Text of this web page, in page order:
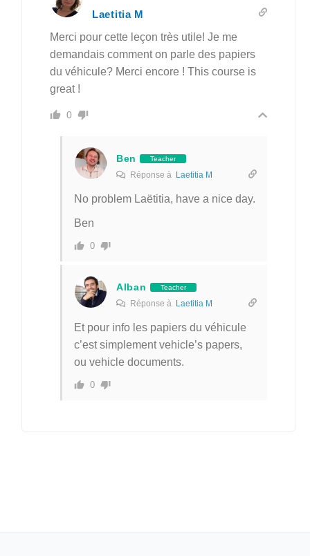
Laetitia M
Merci pour cette leçon très utile! Je me
demandais comment on parle des papiers
du véhicule? Merci encore ! This course is
great !
0
Ben Teacher
Réponse à Laetitia M
No problem Laëtitia, have a nice day.
Ben
0
Alban Teacher
Réponse à Laetitia M
Et pour info les papiers du véhicule
c’est simplement vehicle’s papers,
ou vehicle documents.
0